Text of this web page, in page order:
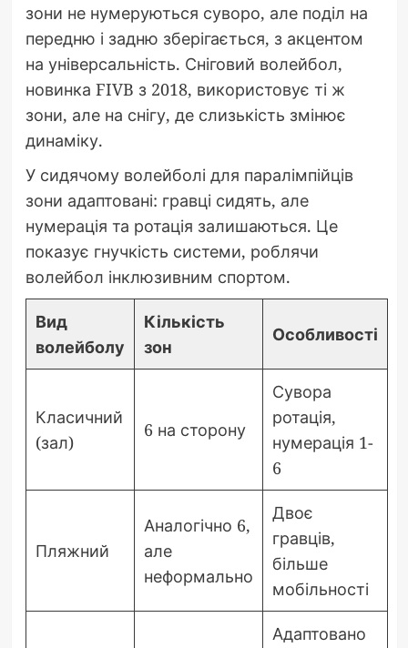
зони не нумеруються суворо, але поділ на
передню і задню зберігається, з акцентом
на універсальність. Сніговий волейбол,
новинка FIVB з 2018, використовує ті ж
зони, але на снігу, де слизькість змінює
динаміку.
У сидячому волейболі для паралімпійців
зони адаптовані: гравці сидять, але
нумерація та ротація залишаються. Це
показує гнучкість системи, роблячи
волейбол інклюзивним спортом.
Вид
волейболу
Кількість
зон
Особливості
Класичний
(зал)
6 на сторону
Сувора
ротація,
нумерація 1-
6
Пляжний
Аналогічно 6,
але
неформально
Двоє
гравців,
більше
мобільності
Адаптовано